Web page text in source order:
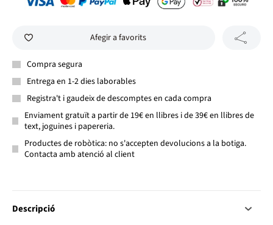
Afegir a favorits
Compra segura
Entrega en 1-2 dies laborables
Registra't i gaudeix de descomptes en cada compra
Enviament gratuït a partir de 19€ en llibres i de 39€ en llibres de
text, joguines i papereria.
Productes de robòtica: no s'accepten devolucions a la botiga.
Contacta amb atenció al client
Descripció